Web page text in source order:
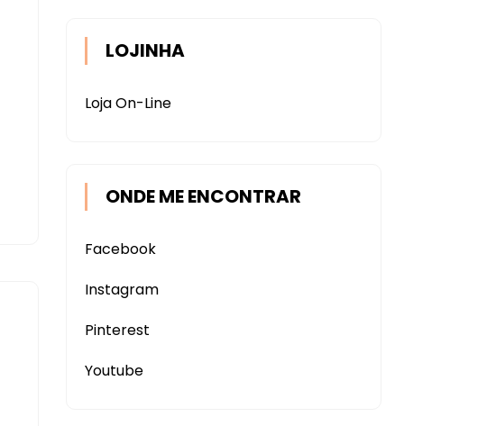
LOJINHA
Loja On-Line
ONDE ME ENCONTRAR
Facebook
Instagram
Pinterest
Youtube